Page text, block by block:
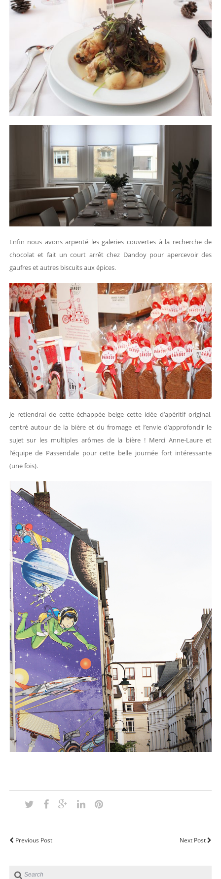
Enfin nous avons arpenté les galeries couvertes à la recherche de
chocolat et fait un court arrêt chez Dandoy pour apercevoir des
gaufres et autres biscuits aux épices.
Je retiendrai de cette échappée belge cette idée d’apéritif original,
centré autour de la bière et du fromage et l’envie d’approfondir le
sujet sur les multiples arômes de la bière ! Merci Anne-Laure et
l’équipe de Passendale pour cette belle journée fort intéressante
(une fois).
Previous Post Next Post